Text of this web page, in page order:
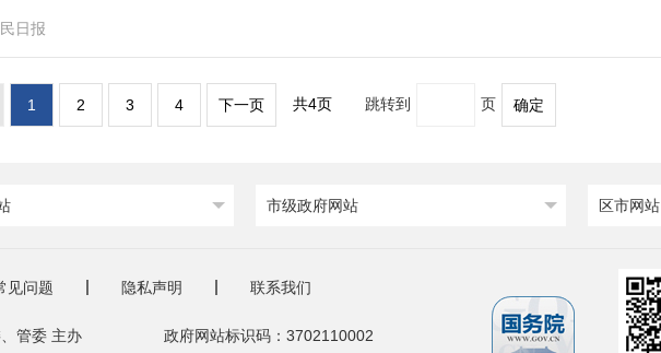
日报
1 2 3 4 下一页 共4页 跳转到 页 确定
市级政府网站 区市网站
见问题 隐私声明 联系我们
管委 主办 政府网站标识码：3702110002